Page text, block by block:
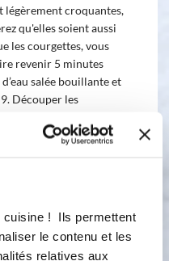
cuisine ! Ils permettent
le contenu et les
relatives aux
légèrement croquantes,
qu'elles soient aussi
les courgettes, vous
revenir 5 minutes
salée bouillante et
Découper les
laver et de ne pas les
déposer les
espaçant d’environ 3
de longueur environ.